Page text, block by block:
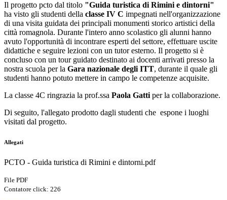
Il progetto pcto dal titolo "Guida turistica di Rimini e dintorni"
ha visto gli studenti della classe IV C impegnati nell'organizzazione
di una visita guidata dei principali monumenti storico artistici della
città romagnola. Durante l'intero anno scolastico gli alunni hanno
avuto l'opportunità di incontrare esperti del settore, effettuare uscite
didattiche e seguire lezioni con un tutor esterno. Il progetto si è
concluso con un tour guidato destinato ai docenti arrivati presso la
nostra scuola per la Gara nazionale degli ITT, durante il quale gli
studenti hanno potuto mettere in campo le competenze acquisite.
La classe 4C ringrazia la prof.ssa Paola Gatti per la collaborazione.
Di seguito, l'allegato prodotto dagli studenti che espone i luoghi
visitati dal progetto.
Allegati
PCTO - Guida turistica di Rimini e dintorni.pdf
File PDF
Contatore click: 226